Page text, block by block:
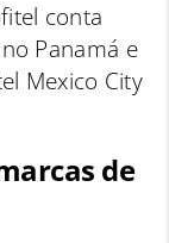
conta
Panamá e
Mexico City
de